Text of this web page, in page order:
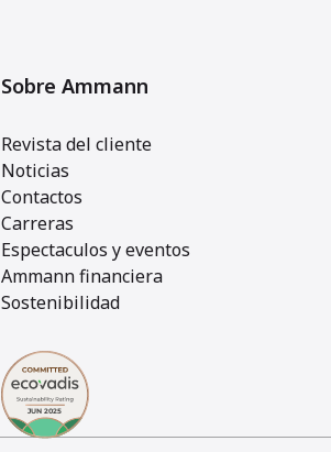
Sobre Ammann
Revista del cliente
Noticias
Contactos
Carreras
Espectaculos y eventos
Ammann financiera
Sostenibilidad